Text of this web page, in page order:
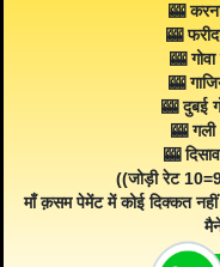
🎰
🎰
🎰
🎰
🎰 दुबई
🎰
🎰
((जोड़ी रेट
माँ क़सम पेमेंट में कोई दिक्कत